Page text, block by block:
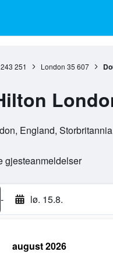
243 251 London 35 607
England, Storbritannia
gjesteanmeldelser
- lø. 15.8.
august 2026